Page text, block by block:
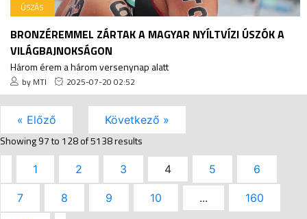
ÚSZÁS
BRONZÉREMMEL ZÁRTAK A MAGYAR NYÍLTVÍZI ÚSZÓK A
VILÁGBAJNOKSÁGON
Három érem a három versenynap alatt
by MTI 2025-07-20 02:52
« Előző Következő »
Showing97to 128of5138results
1 2 3 4 5 6
7 8 9 10 ... 160